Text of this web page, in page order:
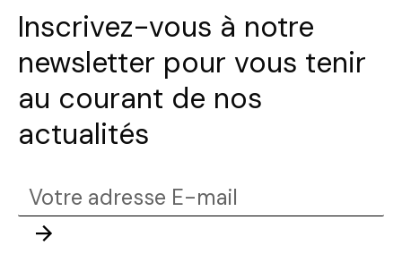
Inscrivez-vous à notre
newsletter pour vous tenir
au courant de nos
actualités
Votre
adresse
E-
Envoyer